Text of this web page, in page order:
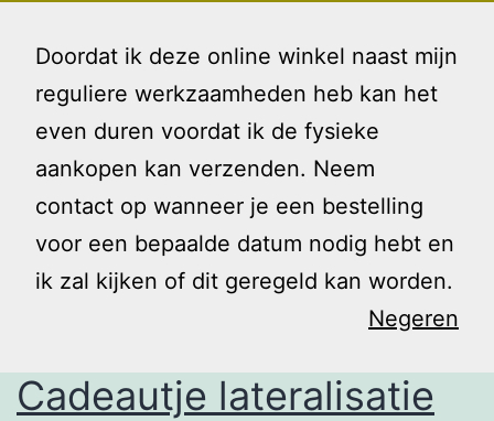
Doordat ik deze online winkel naast mijn
reguliere werkzaamheden heb kan het
even duren voordat ik de fysieke
aankopen kan verzenden. Neem
contact op wanneer je een bestelling
voor een bepaalde datum nodig hebt en
ik zal kijken of dit geregeld kan worden.
Negeren
naar
inhoud
Gezin
Tag:oefenen
Cadeautje lateralisatie